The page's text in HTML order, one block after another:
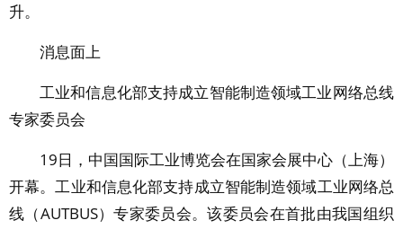
升。
消息面上
工业和信息化部支持成立智能制造领域工业网络总线
专家委员会
19日，中国国际工业博览会在国家会展中心（上海）
开幕。工业和信息化部支持成立智能制造领域工业网络总
线（AUTBUS）专家委员会。该委员会在首批由我国组织